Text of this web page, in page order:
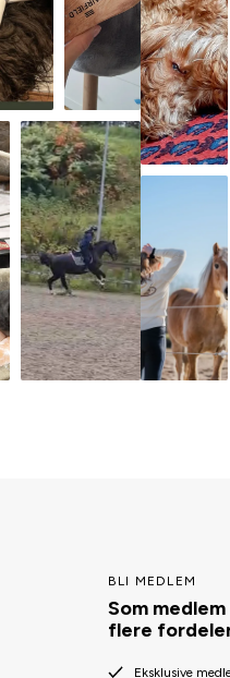
BLI MEDLEM
Som
flere
Eksklusive